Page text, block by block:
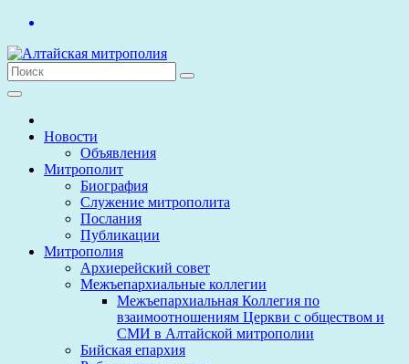
Перейти
содержимому
Новости
Объявления
Митрополит
Биография
Служение митрополита
Послания
Публикации
Митрополия
Архиерейский совет
Межъепархиальные коллегии
Межъепархиальная Коллегия по
взаимоотношениям Церкви с обществом и
СМИ в Алтайской митрополии
Бийская епархия